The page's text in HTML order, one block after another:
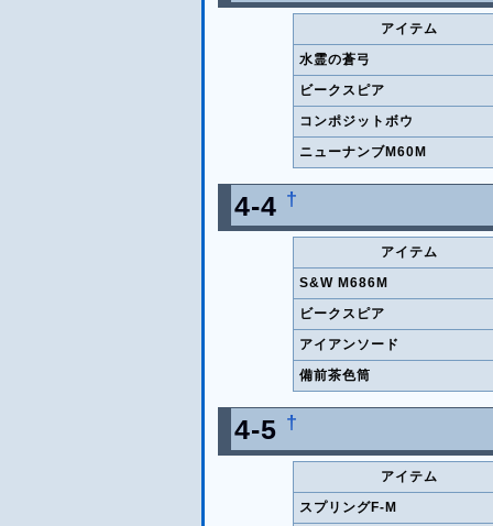
アイテム
水霊の蒼弓
ビークスピア
コンポジットボウ
ニューナンブM60M
4-4 †
アイテム
S&W M686M
ビークスピア
アイアンソード
備前茶色筒
4-5 †
アイテム
スプリングF-M